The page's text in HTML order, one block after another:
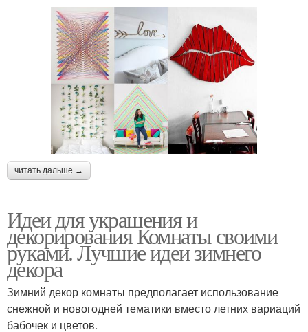
читать дальше →
Идеи для украшения и
декорирования Комнаты своими
руками. Лучшие идеи зимнего
декора
Зимний декор комнаты предполагает использование
снежной и новогодней тематики вместо летних вариаций
бабочек и цветов.